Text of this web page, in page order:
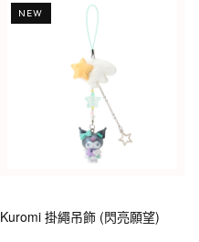
NEW
Kuromi 掛繩吊飾 (閃亮願望)